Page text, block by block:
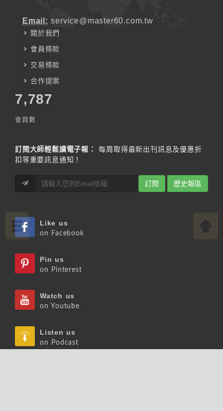
Email: service@master60.com.tw
關於我們
會員條款
交易條款
合作提案
7,787
會員數
訂閱大師輕鬆讀電子報：
每周取得最新出刊訊息及優惠折
扣等重要訊息通知！
訂閱 歷史報區
Like us
on Facebook
Pin us
on Pinterest
Watch us
on Youtube
Listen us
on Podcast